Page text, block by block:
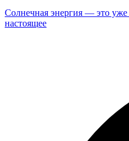
Солнечная энергия — это уже
настоящее